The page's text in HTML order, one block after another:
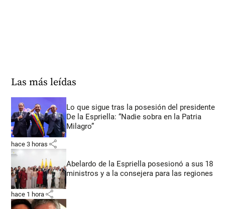
Las más leídas
Lo que sigue tras la posesión del presidente
De la Espriella: “Nadie sobra en la Patria
Milagro”
hace 3 horas share
Abelardo de la Espriella posesionó a sus 18
ministros y a la consejera para las regiones
hace 1 hora share